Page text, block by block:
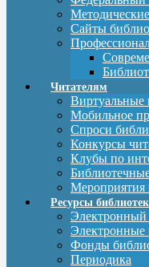
Сайты
Читателям
Виртуальные
Мобильное
Спроси
Конкурсы
Клубы по
Мероприятия
Ресурсы
Электронный
Электронные
Фонды
Периодика